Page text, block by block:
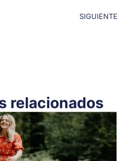
SIGUIENTE
relacionados